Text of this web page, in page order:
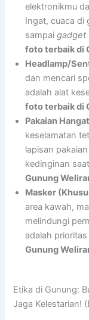
elektronikmu
Ingat, cuaca di
sampaigadget
foto terbaik di
Headlamp/
dan mencari
adalah alat
foto terbaik di
Pakaian
keselamatan
lapisan
kedinginan
Gunung
Masker
area kawah,
melindungi
adalah
Gunung
Etika di Gunung:
Jaga Kelestarian!